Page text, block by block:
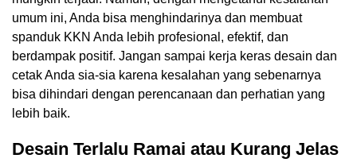
umum ini, Anda bisa menghindarinya dan membuat
spanduk KKN Anda lebih profesional, efektif, dan
berdampak positif. Jangan sampai kerja keras desain dan
cetak Anda sia-sia karena kesalahan yang sebenarnya
bisa dihindari dengan perencanaan dan perhatian yang
lebih baik.
Desain Terlalu Ramai atau Kurang Jelas